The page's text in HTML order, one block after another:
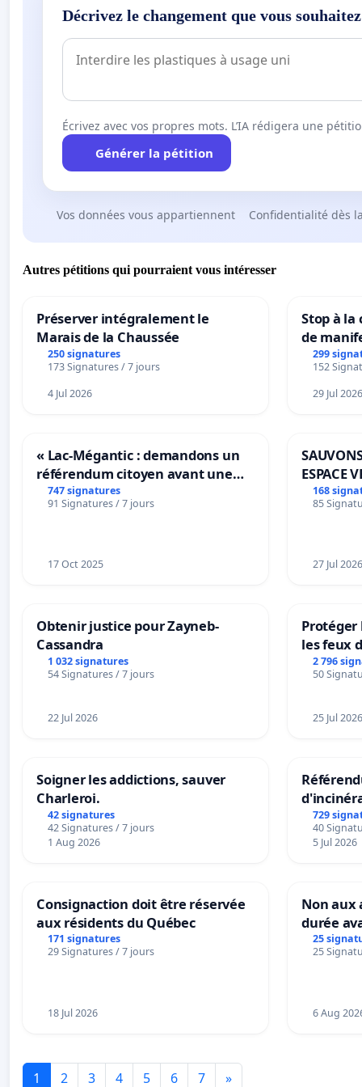
Décrivez le changement que vous
Écrivez avec vos propres mots. L’IA rédigera une
Générer la pétition
Vos données vous appartiennent Confidentialité dès
Autres pétitions qui pourraient vous intéresser
Préserver intégralement le
Marais de la Chaussée
250 signatures
173 Signatures / 7 jours
4 Jul 2026
Stop à
de
299
152
29 Jul 2026
« Lac-Mégantic : demandons un
référendum citoyen avant une
transformation irréversible de
notre territoire »
747 signatures
91 Signatures / 7 jours
17 Oct 2025
ESPACE
168
85
27 Jul 2026
Obtenir justice pour Zayneb-
Cassandra
1 032 signatures
54 Signatures / 7 jours
22 Jul 2026
les feux
2 796
50
25 Jul 2026
Soigner les addictions, sauver
Charleroi.
42 signatures
42 Signatures / 7 jours
1 Aug 2026
729
40
5 Jul 2026
Consignaction doit être réservée
aux résidents du Québec
171 signatures
29 Signatures / 7 jours
18 Jul 2026
Non aux
durée
25
25
6 Aug
1 2 3 4 5 6 7 »